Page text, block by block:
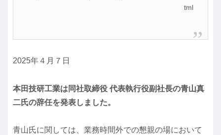
tml
2025年４月７日
本田技研工業は同社取締役 代表執行役副社長の青山真
二氏の辞任を発表しました。
青山氏に関しては、業務時間外での懇親の場において